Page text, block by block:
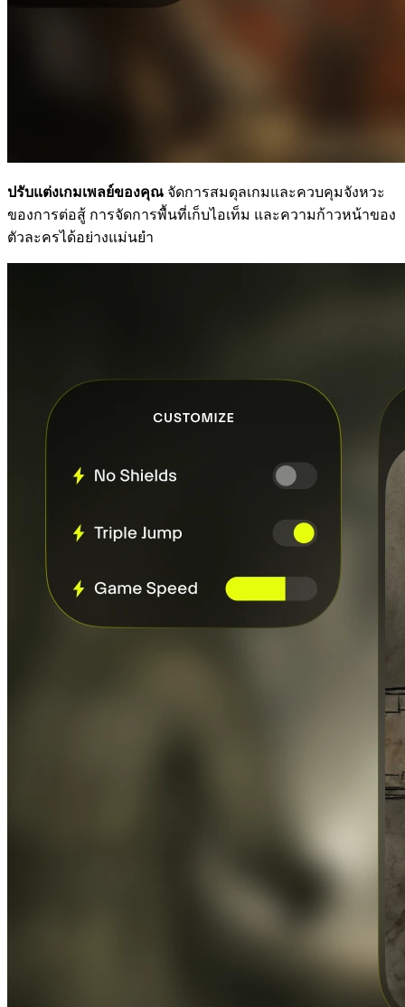
ปรับแต่งเกมเพลย์ของคุณ จัดการสมดุลเกมและควบคุมจังหวะ
ของการต่อสู้ การจัดการพื้นที่เก็บไอเท็ม และความก้าวหน้าของ
ตัวละครได้อย่างแม่นยำ